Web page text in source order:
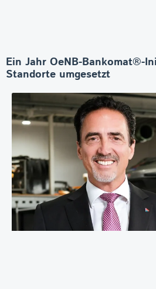
Ein Jahr OeNB-Bankomat®-
Standorte umgesetzt